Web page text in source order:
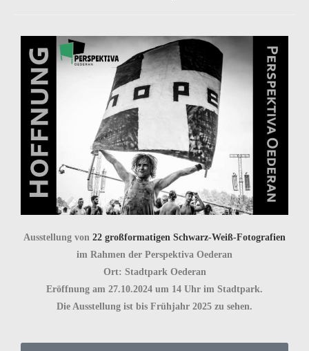
Ausstellung von 22 großformatigen Schwarz-Weiß-Fotografien
im Rahmen der Perspektiva Oederan
Ort: Stadtpark Oederan
Eröffnung am 27.10.2024 um 14 Uhr im Stadtpark.
Die Ausstellung ist bis Frühjahr 2025 zu sehen.